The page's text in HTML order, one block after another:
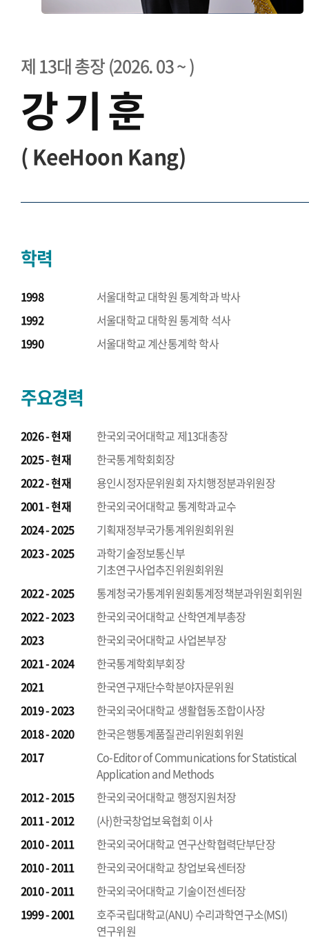
제 13대 총장 (2026. 03 ~ )
강 기 훈
( KeeHoon Kang)
학력
1998
서울대학교 대학원 통계학과 박사
1992
서울대학교 대학원 통계학 석사
1990
서울대학교 계산통계학 학사
주요경력
2026 - 현재
한국외국어대학교 제13대총장
2025 - 현재
한국통계학회회장
2022 - 현재
용인시정자문위원회 자치행정분과위원장
2001 - 현재
한국외국어대학교 통계학과교수
2024 - 2025
기획재정부국가통계위원회위원
2023 - 2025
과학기술정보통신부
기초연구사업추진위원회위원
2022 - 2025
통계청국가통계위원회통계정책분과위원회위원
2022 - 2023
한국외국어대학교 산학연계부총장
2023
한국외국어대학교 사업본부장
2021 - 2024
한국통계학회부회장
2021
한국연구재단수학분야자문위원
2019 - 2023
한국외국어대학교 생활협동조합이사장
2018 - 2020
한국은행통계품질관리위원회위원
2017
Co-Editor of Communications for Statistical
Application and Methods
2012 - 2015
한국외국어대학교 행정지원처장
2011 - 2012
(사)한국창업보육협회 이사
2010 - 2011
한국외국어대학교 연구산학협력단부단장
2010 - 2011
한국외국어대학교 창업보육센터장
2010 - 2011
한국외국어대학교 기술이전센터장
1999 - 2001
호주국립대학교(ANU) 수리과학연구소(MSI)
연구위원